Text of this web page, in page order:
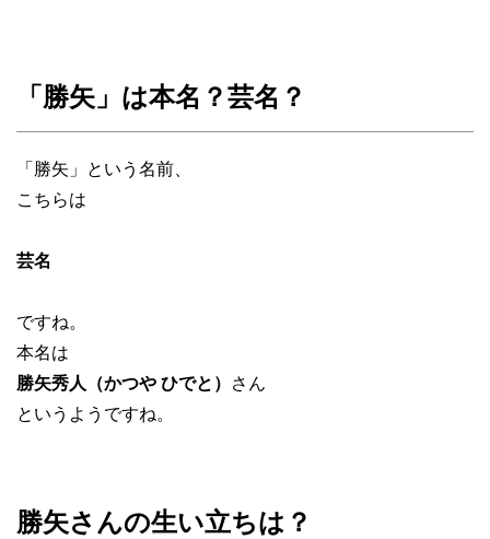
「勝矢」は本名？芸名？
「勝矢」という名前、
こちらは
芸名
ですね。
本名は
勝矢秀人（かつや ひでと）
さん
というようですね。
勝矢さんの生い立ちは？